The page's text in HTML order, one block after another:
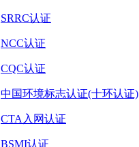
SRRC认证
NCC认证
CQC认证
中国环境标志认证(十环认证)
CTA入网认证
BSMI认证